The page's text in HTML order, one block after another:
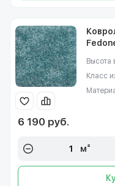
Высота
Класс
6 190 руб.
м²